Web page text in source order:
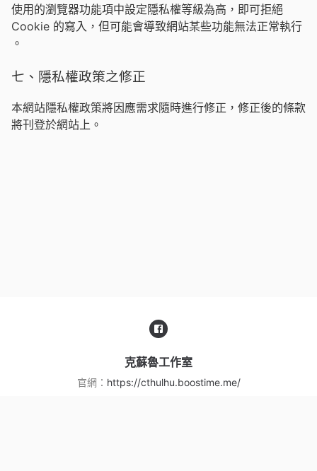
使用的瀏覽器功能項中設定隱私權等級為高，即可拒絕
Cookie 的寫入，但可能會導致網站某些功能無法正常執行
。
七、隱私權政策之修正
本網站隱私權政策將因應需求隨時進行修正，修正後的條款
將刊登於網站上。
克蘇魯工作室
官網： https://cthulhu.boostime.me/